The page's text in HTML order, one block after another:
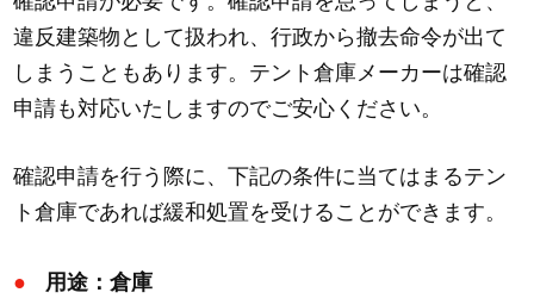
違反建築物として扱われ、行政から撤去命令が出て
しまうこともあります。テント倉庫メーカーは確認
申請も対応いたしますのでご安心ください。
確認申請を行う際に、下記の条件に当てはまるテン
ト倉庫であれば緩和処置を受けることができます。
用途：倉庫